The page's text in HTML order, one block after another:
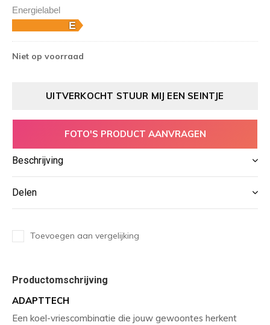
Energielabel
Niet op voorraad
UITVERKOCHT STUUR MIJ EEN SEINTJE
FOTO'S PRODUCT AANVRAGEN
Beschrijving
Delen
Toevoegen aan vergelijking
Productomschrijving
ADAPTTECH
Een koel-vriescombinatie die jouw gewoontes herkent